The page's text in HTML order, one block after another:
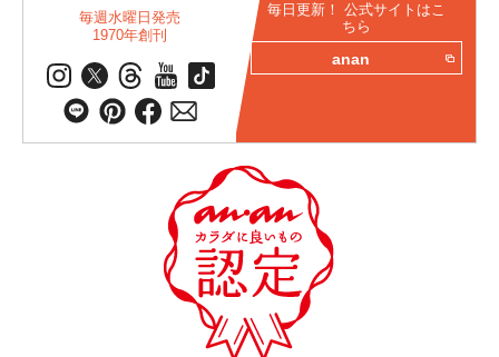
毎週水曜日発売
1970年創刊
毎日更新！ 公式サイトはこ
ちら
anan